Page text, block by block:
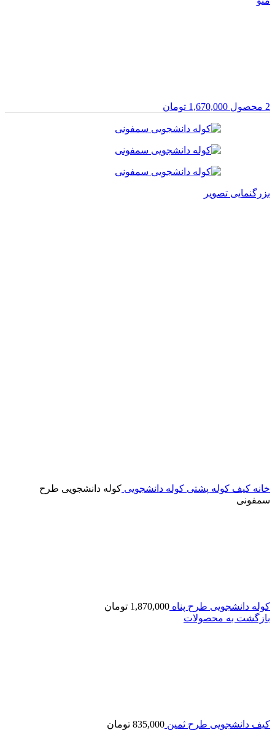
2 محصول 1,670,000 تومان
بزرگنمایی تصویر
خانه کیف کوله پشتی کوله دانشجویی کوله دانشجویی طرح
سمفونی
کوله دانشجویی طرح پناه 1,870,000 تومان
بازگشت به محصولات
کیف دانشجویی طرح ثمین 835,000 تومان